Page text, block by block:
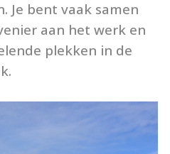
Je bent vaak samen
aan het werk en
plekken in de